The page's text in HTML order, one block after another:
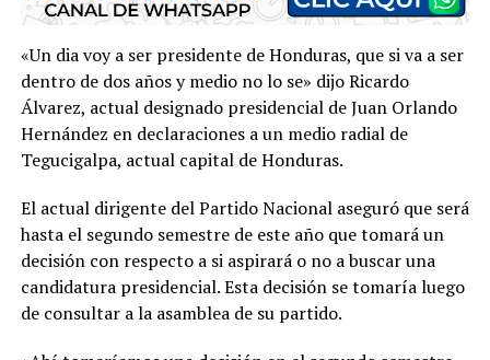
«Un dia voy a ser presidente de Honduras, que si va a ser
dentro de dos años y medio no lo se» dijo Ricardo
Álvarez, actual designado presidencial de Juan Orlando
Hernández en declaraciones a un medio radial de
Tegucigalpa, actual capital de Honduras.
El actual dirigente del Partido Nacional aseguró que será
hasta el segundo semestre de este año que tomará un
decisión con respecto a si aspirará o no a buscar una
candidatura presidencial. Esta decisión se tomaría luego
de consultar a la asamblea de su partido.